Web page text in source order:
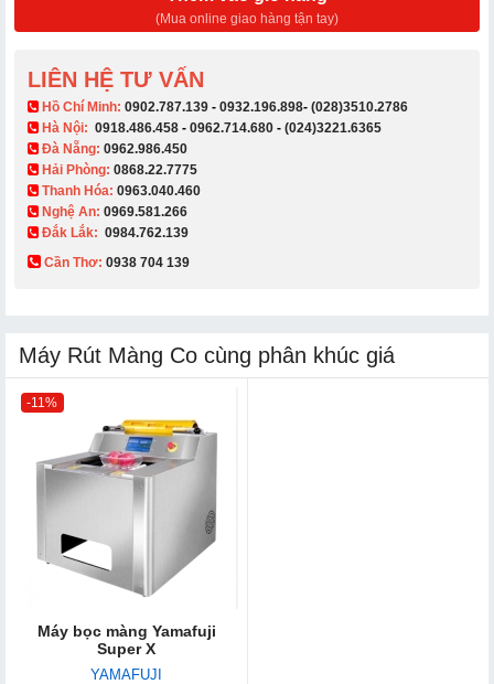
(Mua online giao hàng tận tay)
LIÊN HỆ TƯ VẤN
​ Hồ Chí Minh: 0902.787.139 - 0932.196.898- (028)3510.2786
Hà Nội: 0918.486.458 - 0962.714.680 - (024)3221.6365
Đà Nẵng: 0962.986.450
Hải Phòng: 0868.22.7775
Thanh Hóa: 0963.040.460
Nghệ An: 0969.581.266
Đắk Lắk: 0984.762.139
Cần Thơ: 0938 704 139​
Máy Rút Màng Co cùng phân khúc giá
-11%
Máy bọc màng Yamafuji
Super X
YAMAFUJI